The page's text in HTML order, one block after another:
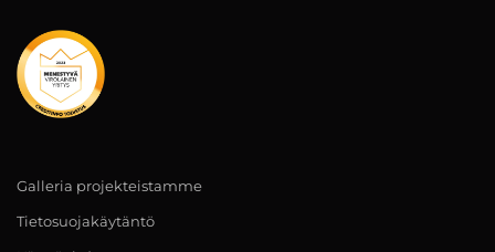
Galleria projekteistamme
Tietosuojakäytäntö